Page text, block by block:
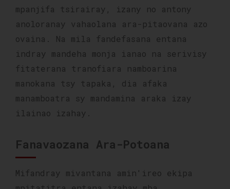
mpanjifa tsirairay, izany no antony
anoloranay vahaolana ara-pitaovana azo
ovaina. Na mila fandefasana entana
indray mandeha monja ianao na serivisy
fitaterana tranofiara namboarina
manokana tsy tapaka, dia afaka
manamboatra sy mandamina araka izay
ilainao izahay.
Fanavaozana Ara-Potoana
Mifandray mivantana amin'ireo ekipa